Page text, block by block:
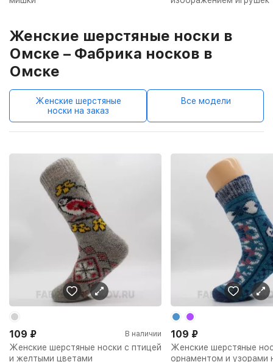
Женские шерстяные носки в
Омске – Фабрика носков в
Омске
Женские шерстяные
носки на заказ
Все модели
Женские шерстяные носки с птицей
и желтыми цветами
109 ₽ В наличии
Женские шерстяные
орнаментом и узорами
109 ₽